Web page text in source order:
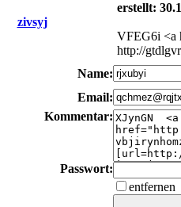
zivsyj
erstellt:
VFEG6i <a
http://
Name:
Email:
Kommentar:
Passwort:
entfernen